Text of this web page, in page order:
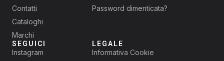
Contatti
Cataloghi
Marchi
Password dimenticata?
SEGUICI
Instagram
LEGALE
Informativa Cookie